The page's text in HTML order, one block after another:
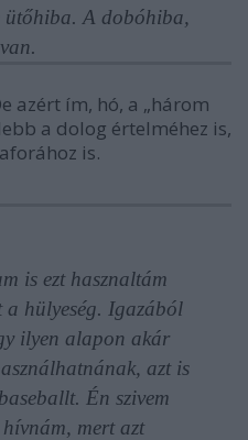
ütőhiba. A dobóhiba,
azért ím, hó, a „három
a dolog értelméhez is,
is.
is ezt hasznaltám
hülyeség. Igazából
ilyen alapon akár
azt is
Én szivem
mert azt